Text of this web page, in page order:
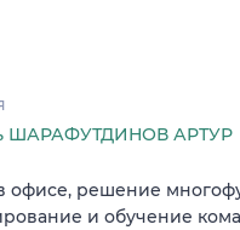
ШАРАФУТДИНОВ АРТУР
офисе, решение
и обучение